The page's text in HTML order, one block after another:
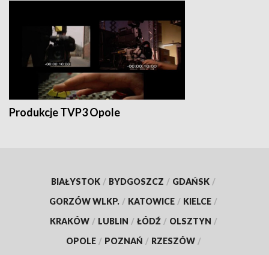
Produkcje TVP3 Opole
BIAŁYSTOK / BYDGOSZCZ / GDAŃSK /
GORZÓW WLKP. / KATOWICE / KIELCE /
KRAKÓW / LUBLIN / ŁÓDŹ / OLSZTYN /
OPOLE / POZNAŃ / RZESZÓW /